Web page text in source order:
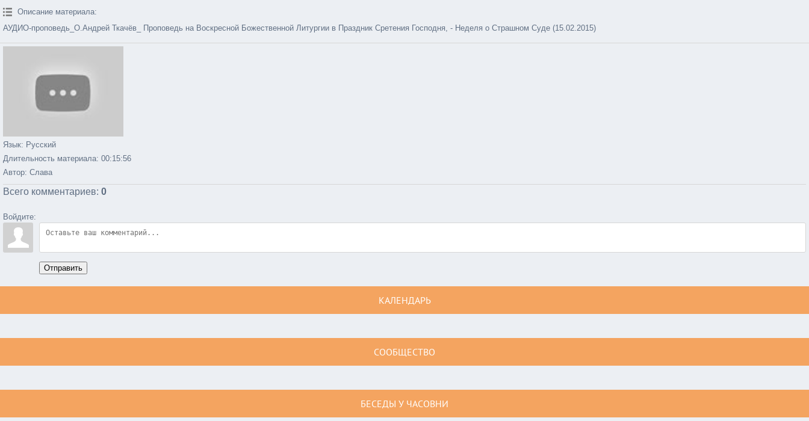
Описание материала:
АУДИО-проповедь_О.Андрей Ткачёв_ Проповедь на Воскресной Божественной Литургии в Праздник Сретения Господня, - Неделя о Страшном Суде (15.02.2015)
Язык: Русский
Длительность материала: 00:15:56
Автор: Слава
Всего комментариев: 0
Войдите:
Отправить
КАЛЕНДАРЬ
СООБЩЕСТВО
БЕСЕДЫ У ЧАСОВНИ